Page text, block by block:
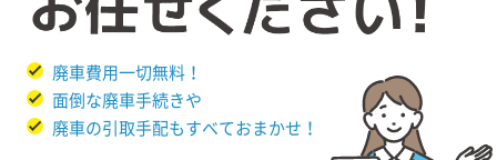
廃車費用一切無料！
面倒な廃車手続きや
廃車の引取手配もすべておまかせ！